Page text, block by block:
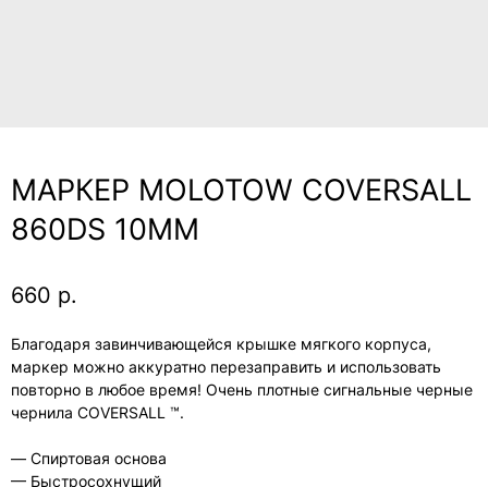
МАРКЕР MOLOTOW COVERSALL
860DS 10ММ
660 р.
Благодаря завинчивающейся крышке мягкого корпуса,
маркер можно аккуратно перезаправить и использовать
повторно в любое время! Очень плотные сигнальные черные
чернила COVERSALL ™.
— Спиртовая основа
— Быстросохнущий